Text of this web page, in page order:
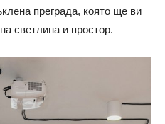
преграда, която ще ви
светлина и простор.